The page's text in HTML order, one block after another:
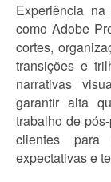
Experiência
como Adobe
cortes,
transições e
narrativas
garantir alta
trabalho de
clientes
expectativas e